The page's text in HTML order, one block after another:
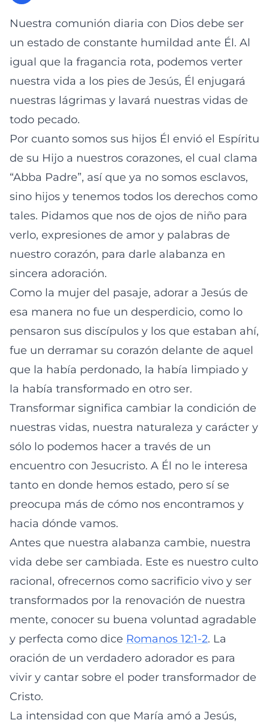
Nuestra comunión diaria con Dios debe ser
un estado de constante humildad ante Él. Al
igual que la fragancia rota, podemos verter
nuestra vida a los pies de Jesús, Él enjugará
nuestras lágrimas y lavará nuestras vidas de
todo pecado.
Por cuanto somos sus hijos Él envió el Espíritu
de su Hijo a nuestros corazones, el cual clama
“Abba Padre”, así que ya no somos esclavos,
sino hijos y tenemos todos los derechos como
tales. Pidamos que nos de ojos de niño para
verlo, expresiones de amor y palabras de
nuestro corazón, para darle alabanza en
sincera adoración.
Como la mujer del pasaje, adorar a Jesús de
esa manera no fue un desperdicio, como lo
pensaron sus discípulos y los que estaban ahí,
fue un derramar su corazón delante de aquel
que la había perdonado, la había limpiado y
la había transformado en otro ser.
Transformar significa cambiar la condición de
nuestras vidas, nuestra naturaleza y carácter y
sólo lo podemos hacer a través de un
encuentro con Jesucristo. A Él no le interesa
tanto en donde hemos estado, pero sí se
preocupa más de cómo nos encontramos y
hacia dónde vamos.
Antes que nuestra alabanza cambie, nuestra
vida debe ser cambiada. Este es nuestro culto
racional, ofrecernos como sacrificio vivo y ser
transformados por la renovación de nuestra
mente, conocer su buena voluntad agradable
y perfecta como dice Romanos 12:1-2. La
oración de un verdadero adorador es para
vivir y cantar sobre el poder transformador de
Cristo.
La intensidad con que María amó a Jesús,